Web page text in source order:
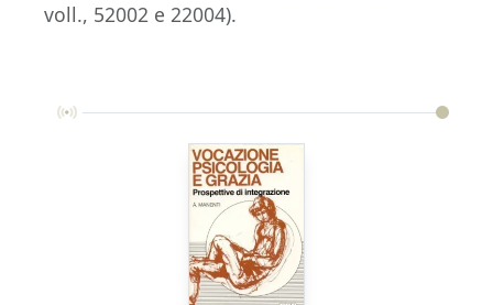
voll., 52002 e 22004).